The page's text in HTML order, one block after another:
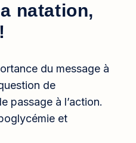
natation,
du message à
de
passage à l’action.
et